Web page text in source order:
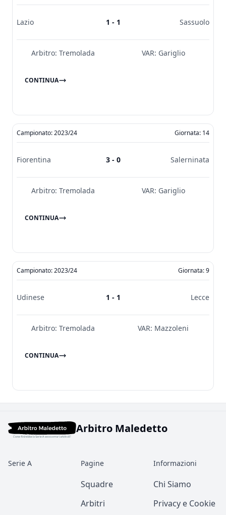
Lazio 1 - 1 Sassuolo
Arbitro: Tremolada VAR: Gariglio
CONTINUA
Campionato: 2023/24 Giornata: 14
Fiorentina 3 - 0 Salerninata
Arbitro: Tremolada VAR: Gariglio
CONTINUA
Campionato: 2023/24 Giornata: 9
Udinese 1 - 1 Lecce
Arbitro: Tremolada VAR: Mazzoleni
CONTINUA
Arbitro Maledetto
Serie A Pagine
Squadre
Arbitri
Informazioni
Chi Siamo
Privacy e Cookie